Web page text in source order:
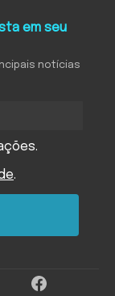
em seu
notícias
.